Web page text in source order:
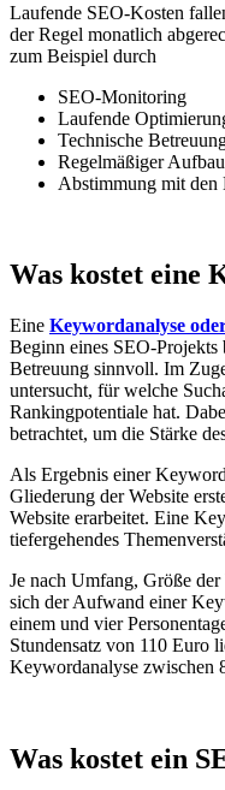
Laufende SEO-Kosten
der Regel monatlich
zum Beispiel durch
SEO-Monitoring
Laufende
Technische
Regelmäßiger
Abstimmung mit den
Was kostet eine
Eine Keywordanalyse
Beginn eines SEO-
Betreuung sinnvoll. Im
untersucht, für welche
Rankingpotentiale hat.
betrachtet, um die Stärke
Als Ergebnis einer
Gliederung der Website
Website erarbeitet. Eine
tiefergehendes
Je nach Umfang, Größe
sich der Aufwand einer
einem und vier
Stundensatz von 110 Euro
Keywordanalyse zwischen
Was kostet ein